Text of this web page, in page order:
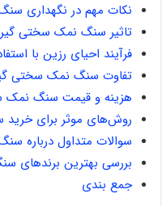
نکات مهم در نگهداری
تاثیر سنگ نمک سختی
فرآیند احیای رزین با
تفاوت سنگ نمک سختی
هزینه و قیمت سنگ نمک
روش‌های موثر برای
سوالات متداول درباره
بررسی بهترین برندهای
جمع بندی